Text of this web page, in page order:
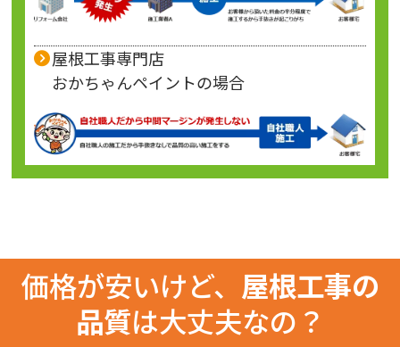
屋根工事専門店
おかちゃんペイントの場合
価格が安いけど、 屋根工事の
品質は大丈夫なの？